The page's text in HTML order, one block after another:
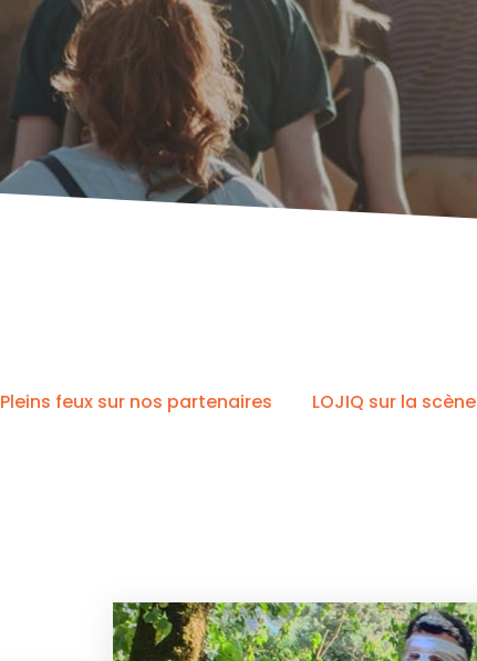
Pleins feux sur nos partenaires LOJIQ sur la scène